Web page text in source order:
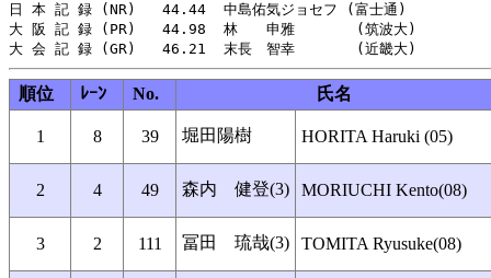
日 本 記 録 (NR)   44.44  中島佑気ジョセフ (富士通)　
大 阪 記 録 (PR)   44.98  林　　申雅       (筑波大)
順位 ﾚｰﾝ No. 氏名
1 8 39 堀田陽樹 HORITA Haruki (05)
2 4 49 森内 健登(3) MORIUCHI Kento(08)
3 2 111 冨田 琉哉(3) TOMITA Ryusuke(08)